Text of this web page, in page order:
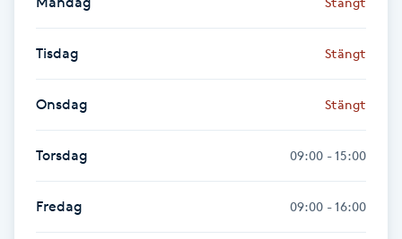
Hatha Yoga
Headspa
Healing
Herrklippning
Tisdag Stängt
Onsdag Stängt
Torsdag 09:00 - 15:00
Fredag 09:00 - 16:00